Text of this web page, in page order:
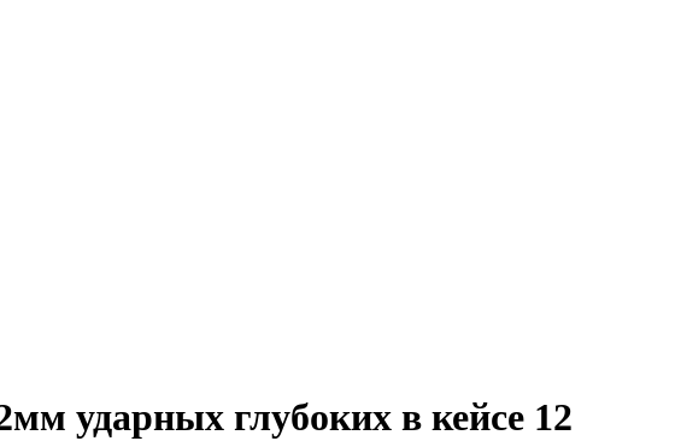
ударных глубоких в кейсе 12